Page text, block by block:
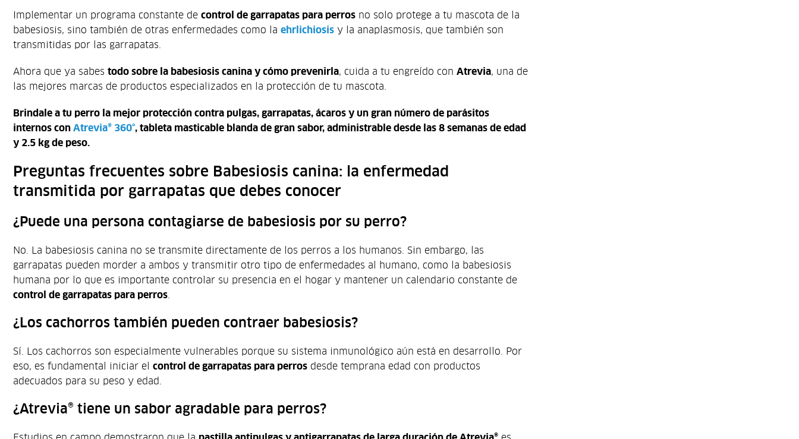
Implementar un programa constante de control de garrapatas para perros no solo protege a tu mascota de la
babesiosis, sino también de otras enfermedades como la ehrlichiosis y la anaplasmosis, que también son
transmitidas por las garrapatas.
Ahora que ya sabes todo sobre la babesiosis canina y cómo prevenirla, cuida a tu engreído con Atrevia, una de
las mejores marcas de productos especializados en la protección de tu mascota.
Brindale a tu perro la mejor protección contra pulgas, garrapatas, ácaros y un gran número de parásitos
internos con Atrevia® 360°, tableta masticable blanda de gran sabor, administrable desde las 8 semanas de edad
y 2.5 kg de peso.
Preguntas frecuentes sobre Babesiosis canina: la enfermedad
transmitida por garrapatas que debes conocer
¿Puede una persona contagiarse de babesiosis por su perro?
No. La babesiosis canina no se transmite directamente de los perros a los humanos. Sin embargo, las
garrapatas pueden morder a ambos y transmitir otro tipo de enfermedades al humano, como la babesiosis
humana por lo que es importante controlar su presencia en el hogar y mantener un calendario constante de
control de garrapatas para perros
¿Los cachorros también pueden contraer babesiosis?
Sí. Los cachorros son especialmente vulnerables porque su sistema inmunológico aún está en desarrollo. Por
eso, es fundamental iniciar el control de garrapatas para perros desde temprana edad con productos
adecuados para su peso y edad.
¿Atrevia® tiene un sabor agradable para perros?